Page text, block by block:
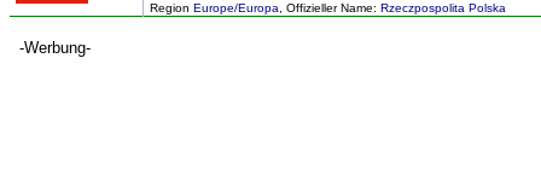
Region Europe/Europa , Offizieller Name: Rzeczpospolita Polska
-Werbung-